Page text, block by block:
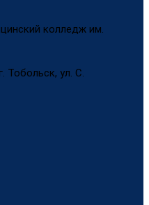
колледж им.
Тобольск, ул. С.